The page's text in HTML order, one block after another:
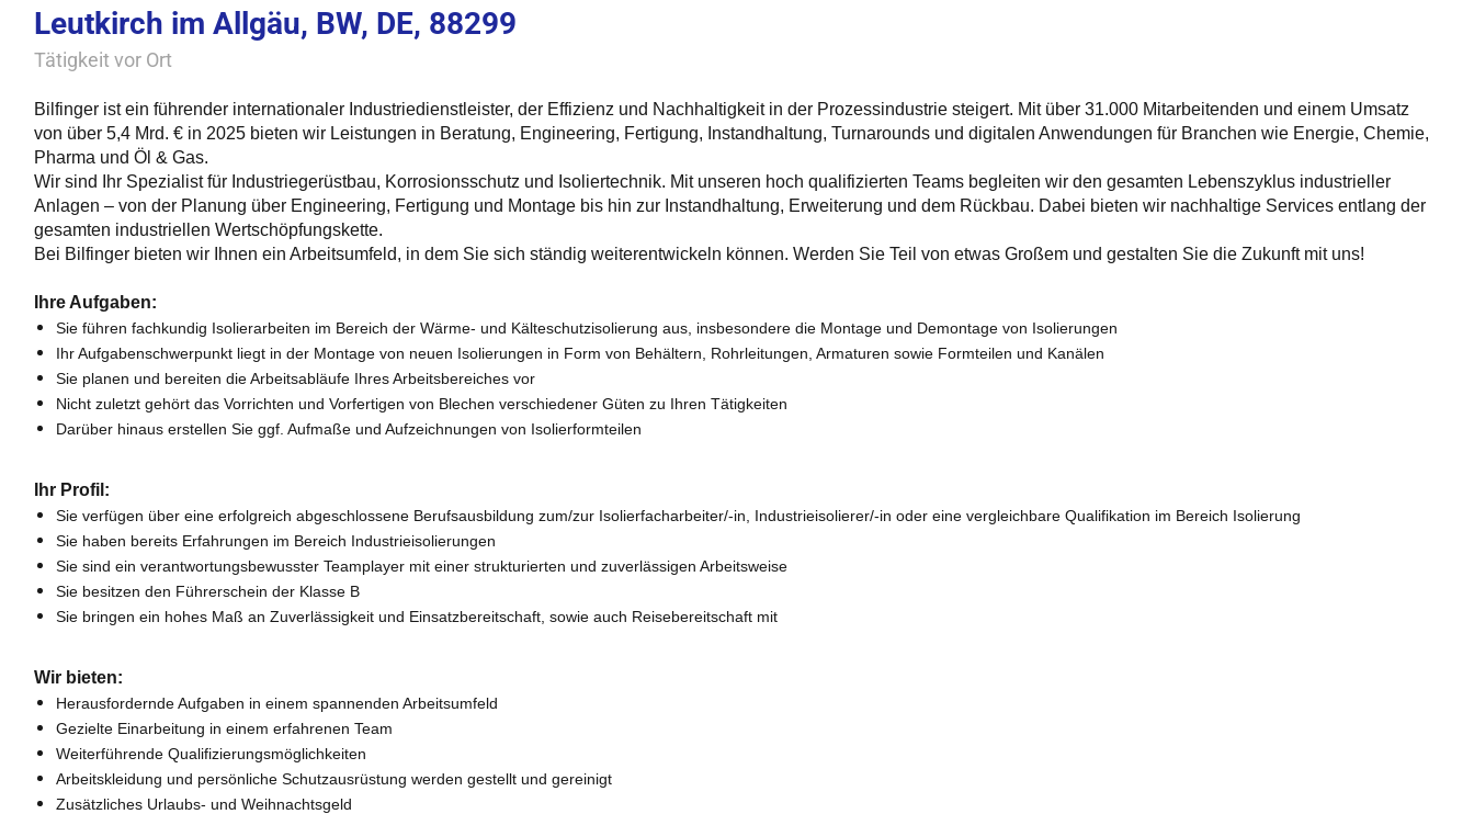
Leutkirch im Allgäu, BW, DE, 88299
Tätigkeit vor Ort
Bilfinger ist ein führender internationaler Industriedienstleister, der Effizienz und Nachhaltigkeit in der Prozessindustrie steigert. Mit über 31.000 Mitarbeitenden und einem Umsatz
von über 5,4 Mrd. € in 2025 bieten wir Leistungen in Beratung, Engineering, Fertigung, Instandhaltung, Turnarounds und digitalen Anwendungen für Branchen wie Energie, Chemie,
Pharma und Öl & Gas.
Wir sind Ihr Spezialist für Industriegerüstbau, Korrosionsschutz und Isoliertechnik. Mit unseren hoch qualifizierten Teams begleiten wir den gesamten Lebenszyklus industrieller
Anlagen – von der Planung über Engineering, Fertigung und Montage bis hin zur Instandhaltung, Erweiterung und dem Rückbau. Dabei bieten wir nachhaltige Services entlang der
gesamten industriellen Wertschöpfungskette.
Bei Bilfinger bieten wir Ihnen ein Arbeitsumfeld, in dem Sie sich ständig weiterentwickeln können. Werden Sie Teil von etwas Großem und gestalten Sie die Zukunft mit uns!
Ihre Aufgaben:
Sie führen fachkundig Isolierarbeiten im Bereich der Wärme- und Kälteschutzisolierung aus, insbesondere die Montage und Demontage von Isolierungen
Ihr Aufgabenschwerpunkt liegt in der Montage von neuen Isolierungen in Form von Behältern, Rohrleitungen, Armaturen sowie Formteilen und Kanälen
Sie planen und bereiten die Arbeitsabläufe Ihres Arbeitsbereiches vor
Nicht zuletzt gehört das Vorrichten und Vorfertigen von Blechen verschiedener Güten zu Ihren Tätigkeiten
Darüber hinaus erstellen Sie ggf. Aufmaße und Aufzeichnungen von Isolierformteilen
Ihr Profil:
Sie verfügen über eine erfolgreich abgeschlossene Berufsausbildung zum/zur Isolierfacharbeiter/-in, Industrieisolierer/-in oder eine vergleichbare Qualifikation im Bereich Isolierung
Sie haben bereits Erfahrungen im Bereich Industrieisolierungen
Sie sind ein verantwortungsbewusster Teamplayer mit einer strukturierten und zuverlässigen Arbeitsweise
Sie besitzen den Führerschein der Klasse B
Sie bringen ein hohes Maß an Zuverlässigkeit und Einsatzbereitschaft, sowie auch Reisebereitschaft mit
Wir bieten:
Herausfordernde Aufgaben in einem spannenden Arbeitsumfeld
Gezielte Einarbeitung in einem erfahrenen Team
Weiterführende Qualifizierungsmöglichkeiten
Arbeitskleidung und persönliche Schutzausrüstung werden gestellt und gereinigt
Zusätzliches Urlaubs- und Weihnachtsgeld